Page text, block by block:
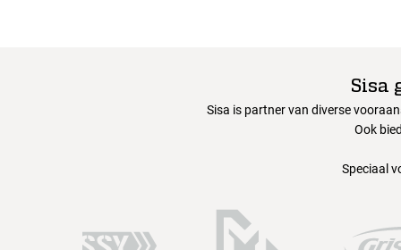
Sisa
Sisa is partner van diverse
Ook
Speciaal